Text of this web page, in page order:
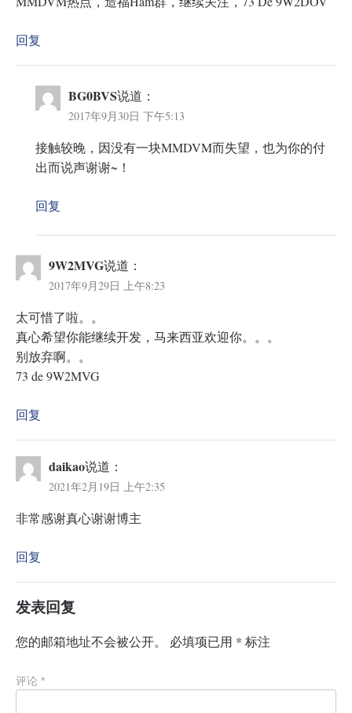
回复
BG0BVS说道：
2017年9月30日 下午5:13
接触较晚，因没有一块MMDVM而失望，也为你的付
出而说声谢谢~！
回复
9W2MVG说道：
2017年9月29日 上午8:23
太可惜了啦。。
真心希望你能继续开发，马来西亚欢迎你。。。
别放弃啊。。
73 de 9W2MVG
回复
daikao说道：
2021年2月19日 上午2:35
非常感谢真心谢谢博主
回复
发表回复
您的邮箱地址不会被公开。 必填项已用 * 标注
评论 *